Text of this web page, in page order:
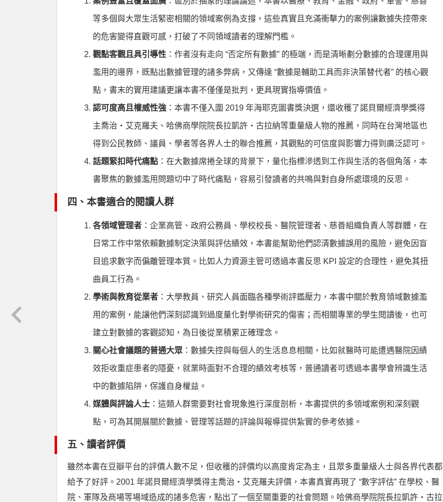
等多個與大眾生活緊密相關的領域案例為支撐，這些真實且充滿衝擊力的案例讓數據失控帶來
的危害變得直觀可感，打破了不同領域讀者的理解門檻。
觀點客觀且具引導性 ：作者沒有走向 “否定所有數據” 的極端，而是清晰劃分數據的合理運用與
濫用的邊界，既點出數據管理的諸多弊病，又傳達 “數據是輔助工具而非決策替代者” 的核心觀
點，書末的實用建議更讓本書不僅僅是批判，更具現實指導價值。
認可度高且權威性強 ：本書不僅入圍 2019 年海耶克圖書獎決選，還收穫了諾貝爾經濟學獎得
主喬治・艾克羅夫、哈佛商學院院長拉凱許・古拉納等重量級人物的推薦，同時在台灣地區也
得到公民教師、議員、學者等各界人士的聯合推薦，其觀點的可信度與影響力得到廣泛認可。
話題緊扣時代痛點 ：在大數據席捲全球的背景下，量化指標滲透到工作與生活的各個角落，本
書聚焦的數據濫用問題切中了時代痛點，容易引發讀者的共鳴與對自身所處環境的反思。
四、本書適合的閱讀人群
各領域管理者 ：企業高管、政府公務員、學校校長、醫院管理者、慈善組織負責人等群體，在
日常工作中常依賴數據制定決策與評估績效，本書能幫助他們認清數據誤用的風險，避免因盲
目追求數字而偏離管理本質。比如人力資源主管可透過本書反思 KPI 設定的合理性，避免其扭
曲員工行為。
學術與教育從業者 ：大學教員、研究人員面臨各種學術評鑑壓力，本書中關於教育領域數據濫
用的案例，能讓他們深刻認識到過度量化對學術研究的傷害；而相關專業的學生閱讀後，也可
建立對數據的客觀認知，為日後從業積累正確理念。
關心社會議題的普通大眾 ：數據失控與每個人的生活息息相關，比如就醫時可能遭遇醫院因績
效拒收重症患者的隱憂，就業時面對不合理的績效考核等，普通讀者可透過本書學會辨識生活
中的數據陷阱，保護自身權益。
媒體與評論人士 ：這類人群需要對社會現象進行深度剖析，本書提供的多領域案例和深刻觀
點，可為其開展關於數據、管理等話題的評論與報導提供紮實的參考依據。
五、讀者評價
雖然本書在豆瓣平台的評價人數不足，但收穫的評價均以高度肯定為主，且眾多重量級人士與各界代表都
給予了好評。2001 年諾貝爾經濟學獎得主喬治・艾克羅夫評價，本書真實再現了 “數字評估” 在學校、醫
院、軍隊及商場等場域造成的諸多危害，點出了一個至關重要的社會問題。哈佛商學院院長拉凱許・古拉